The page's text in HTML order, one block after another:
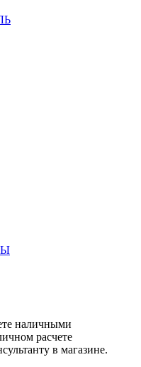
наличными
расчете
в магазине.